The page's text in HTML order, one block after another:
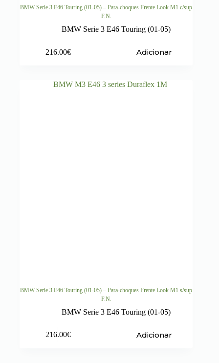
BMW Serie 3 E46 Touring (01-05) – Para-choques Frente Look M1 c/sup
F.N.
BMW Serie 3 E46 Touring (01-05)
216.00€ Adicionar
BMW Serie 3 E46 Touring (01-05) – Para-choques Frente Look M1 s/sup
F.N.
BMW Serie 3 E46 Touring (01-05)
216.00€ Adicionar